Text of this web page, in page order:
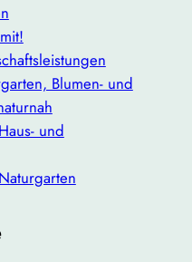
Blumen- und
und